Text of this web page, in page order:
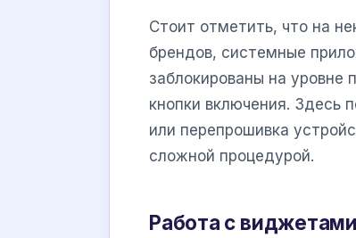
Стоит отметить, что на
брендов, системные
заблокированы на уровне
кнопки включения. Здесь
или перепрошивка
сложной процедурой.
Работа с